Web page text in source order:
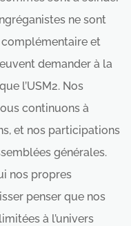
ne sont
et
demander à la
l’USM2. Nos
continuons à
et nos participations
générales.
nos propres
penser que nos
à l’univers